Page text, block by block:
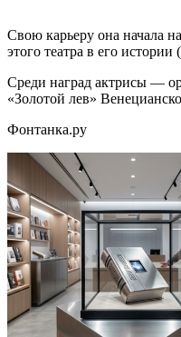
Свою карьеру она начала
этого театра в его
Среди наград актрисы —
«Золотой лев»
Фонтанка.ру